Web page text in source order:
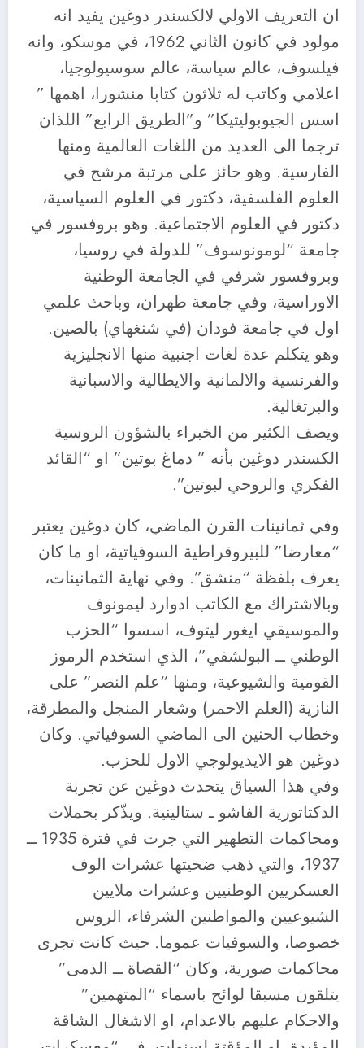
ان التعريف الاولي لالكسندر دوغين يفيد انه
مولود في كانون الثاني 1962، في موسكو، وانه
فيلسوف، عالم سياسة، عالم سوسيولوجيا،
اعلامي وكاتب له ثلاثون كتابا منشورا، اهمها ”
اسس الجيوبوليتيكا” و”الطريق الرابع” اللذان
ترجما الى العديد من اللغات العالمية ومنها
الفارسية. وهو حائز على مرتبة مرشح في
العلوم الفلسفية، دكتور في العلوم السياسية،
دكتور في العلوم الاجتماعية. وهو بروفسور في
جامعة “لومونوسوف” للدولة في روسيا،
وبروفسور شرفي في الجامعة الوطنية
الاوراسية، وفي جامعة طهران، وباحث علمي
اول في جامعة فودان (في شنغهاي) بالصين.
وهو يتكلم عدة لغات اجنبية منها الانجليزية
والفرنسية والالمانية والايطالية والاسبانية
والبرتغالية.
ويصف الكثير من الخبراء بالشؤون الروسية
الكسندر دوغين بأنه ” دماغ بوتين” او “القائد
الفكري والروحي لبوتين”.
وفي ثمانينات القرن الماضي، كان دوغين يعتبر
“معارضا” للبيروقراطية السوفياتية، او ما كان
يعرف بلفظة “منشق”. وفي نهاية الثمانينات،
وبالاشتراك مع الكاتب ادوارد ليمونوف
والموسيقي ايغور ليتوف، اسسوا “الحزب
الوطني ــ البولشفي”، الذي استخدم الرموز
القومية والشيوعية، ومنها “علم النصر” على
النازية (العلم الاحمر) وشعار المنجل والمطرقة،
وخطاب الحنين الى الماضي السوفياتي. وكان
دوغين هو الايديولوجي الاول للحزب.
وفي هذا السياق يتحدث دوغين عن تجربة
الدكتاتورية الفاشو ـ ستالينية. ويذّكر بحملات
ومحاكمات التطهير التي جرت في فترة 1935 ــ
1937، والتي ذهب ضحيتها عشرات الوف
العسكريين الوطنيين وعشرات ملايين
الشيوعيين والمواطنين الشرفاء، الروس
خصوصا، والسوفيات عموما. حيث كانت تجرى
محاكمات صورية، وكان “القضاة ــ الدمى”
يتلقون مسبقا لوائح باسماء “المتهمين”
والاحكام عليهم بالاعدام، او الاشغال الشاقة